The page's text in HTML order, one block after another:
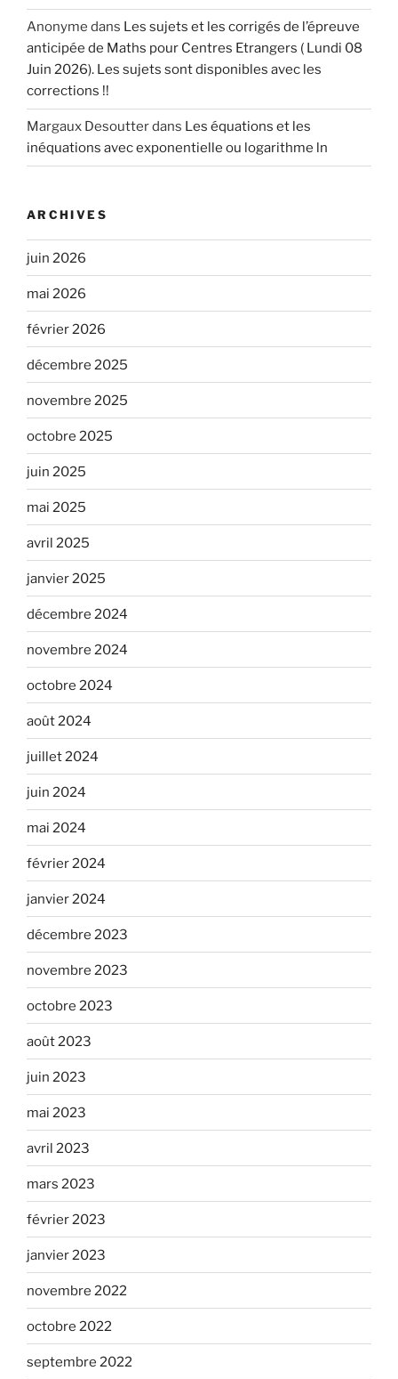
Anonyme dans Les sujets et les corrigés de l’épreuve
anticipée de Maths pour Centres Etrangers ( Lundi 08
Juin 2026). Les sujets sont disponibles avec les
corrections !!
Margaux Desoutterdans Les équations et les
inéquations avec exponentielle ou logarithme ln
ARCHIVES
juin 2026
mai 2026
février 2026
décembre 2025
novembre 2025
octobre 2025
juin 2025
mai 2025
avril 2025
janvier 2025
décembre 2024
novembre 2024
octobre 2024
août 2024
juillet 2024
juin 2024
mai 2024
février 2024
janvier 2024
décembre 2023
novembre 2023
octobre 2023
août 2023
juin 2023
mai 2023
avril 2023
mars 2023
février 2023
janvier 2023
novembre 2022
octobre 2022
septembre 2022